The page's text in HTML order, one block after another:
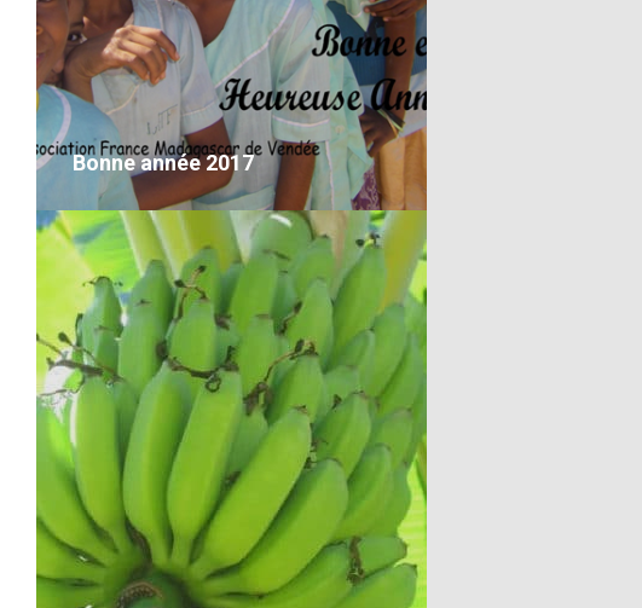
La flore de Madagascar
VOIR LE DÉTAIL
Bonne année 2017
Bonne année 2017